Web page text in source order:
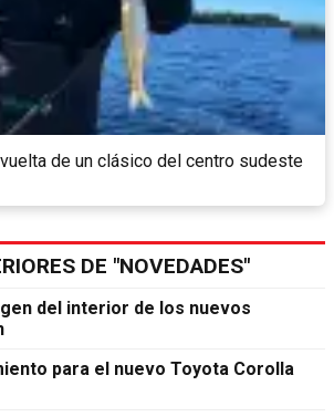
vuelta de un clásico del centro sudeste
DE "NOVEDADES"
del interior de los nuevos
para el nuevo Toyota Corolla